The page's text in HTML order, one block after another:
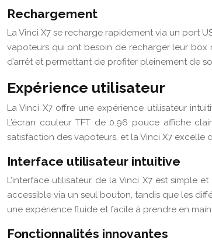
Rechargement
La Vinci X7 se recharge rapidement via un port
vapoteurs qui ont besoin de recharger leur box
d’arrêt et permettant de profiter pleinement de
Expérience utilisateur
La Vinci X7 offre une expérience utilisateur
L’écran couleur TFT de 0.96 pouce affiche
satisfaction des vapoteurs, et la Vinci X7
Interface utilisateur intuitive
L’interface utilisateur de la Vinci X7 est simple
accessible via un seul bouton, tandis que les
une expérience fluide et facile à prendre en main.
Fonctionnalités innovantes